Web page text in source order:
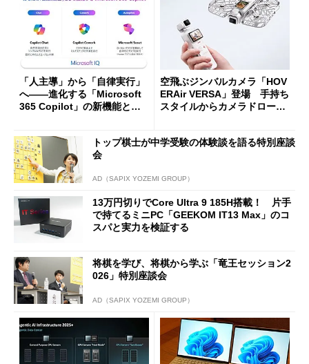
「人主導」から「自律実行」
へ――進化する「Microsoft
365 Copilot」の新機能とエ
空飛ぶジンバルカメラ「HOV
ERAir VERSA」登場 手持ち
スタイルからカメラドローン
トップ棋士が中学受験の体験談を語る特別座談
会
AD（SAPIX YOZEMI GROUP）
13万円切りでCore Ultra 9 185H搭載！ 片手
で持てるミニPC「GEEKOM IT13 Max」のコ
スパと実力を検証する
将棋を学び、将棋から学ぶ「竜王セッション2
026」特別座談会
AD（SAPIX YOZEMI GROUP）